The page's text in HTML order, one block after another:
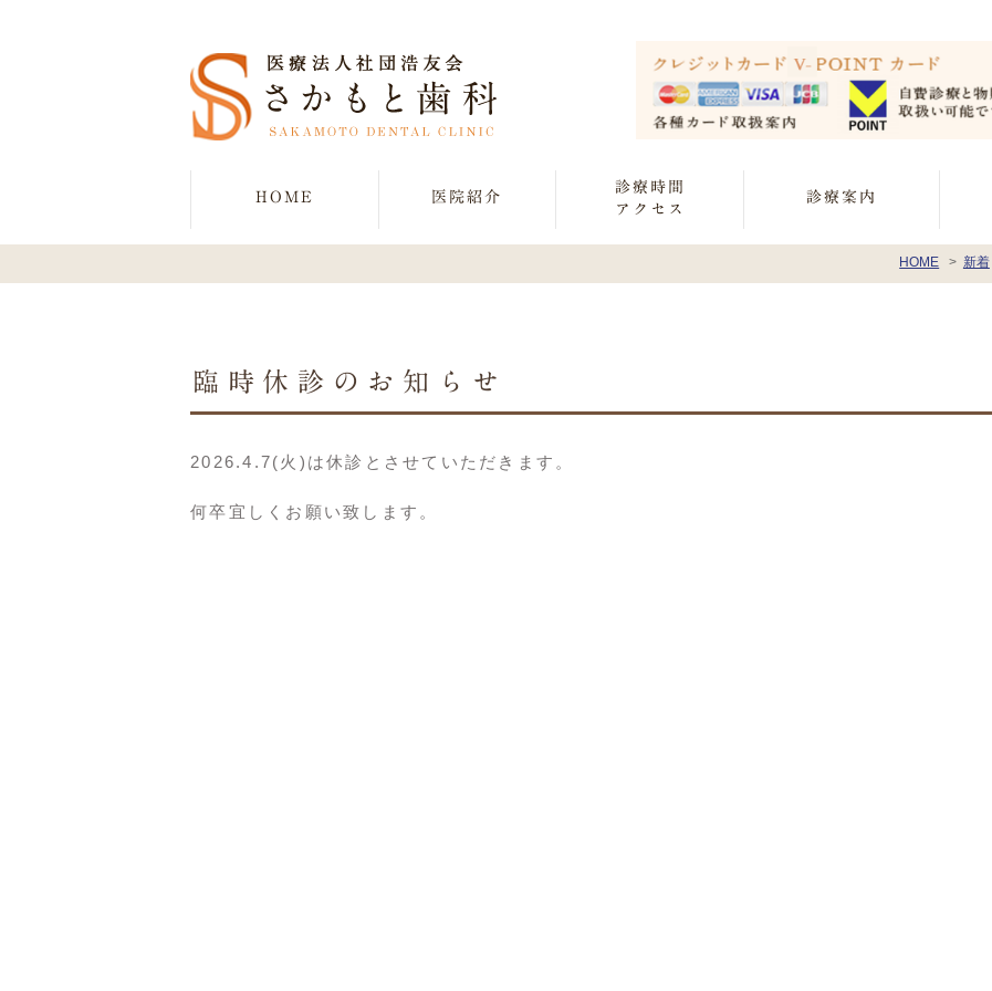
HOME 医院紹介
診療時間
アクセス
診療案内
HOME 新着
臨時休診のお知らせ
2026.4.7(火)は休診とさせていただきます。
何卒宜しくお願い致します。